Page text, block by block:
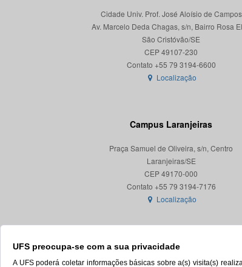
UFS preocupa-se com a sua privacidade
A UFS poderá coletar informações básicas sobre a(s) visita(s)
Cidade Univ. Prof. José Aloísio de Campos
Av. Marcelo Deda Chagas, s/n, Bairro Rosa
São Cristóvão/SE
CEP 49107-230
Localização
Campus Laranjeiras
Praça Samuel de Oliveira, s/n, Centro
Laranjeiras/SE
CEP 49170-000
Localização